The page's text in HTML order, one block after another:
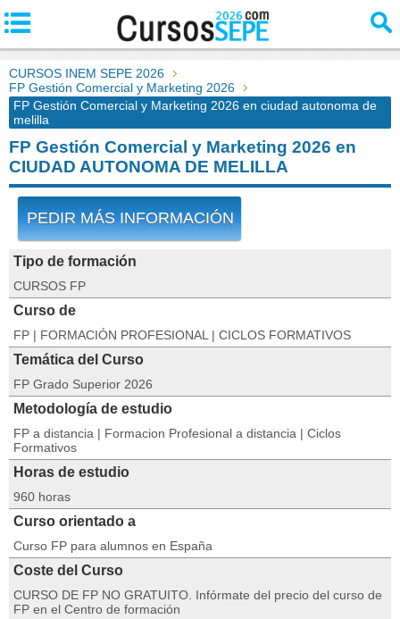
CURSOS INEM SEPE 2026
FP Gestión Comercial y Marketing 2026
FP Gestión Comercial y Marketing 2026 en ciudad autonoma de
melilla
FP Gestión Comercial y Marketing 2026 en
CIUDAD AUTONOMA DE MELILLA
PEDIR MÁS INFORMACIÓN
Tipo de formación
CURSOS FP
Curso de
FP | FORMACIÓN PROFESIONAL | CICLOS FORMATIVOS
Temática del Curso
FP Grado Superior 2026
Metodología de estudio
FP a distancia | Formacion Profesional a distancia | Ciclos
Formativos
Horas de estudio
960 horas
Curso orientado a
Curso FP para alumnos en España
Coste del Curso
CURSO DE FP NO GRATUITO. Infórmate del precio del curso de
FP en el Centro de formación